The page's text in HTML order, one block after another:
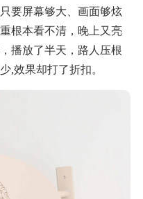
要屏幕够大、画面够炫
根本看不清，晚上又亮
播放了半天，路人压根
,效果却打了折扣。